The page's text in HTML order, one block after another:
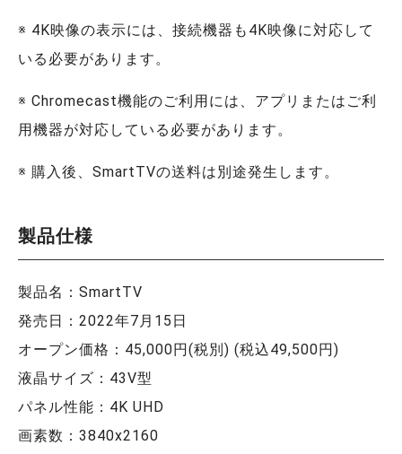
※ 4K映像の表示には、接続機器も4K映像に対応して
いる必要があります。
※ Chromecast機能のご利用には、アプリまたはご利
用機器が対応している必要があります。
※ 購入後、SmartTVの送料は別途発生します。
製品仕様
製品名：SmartTV
発売日：2022年7月15日
オープン価格：45,000円(税別) (税込49,500円)
液晶サイズ：43V型
パネル性能：4K UHD
画素数：3840x2160